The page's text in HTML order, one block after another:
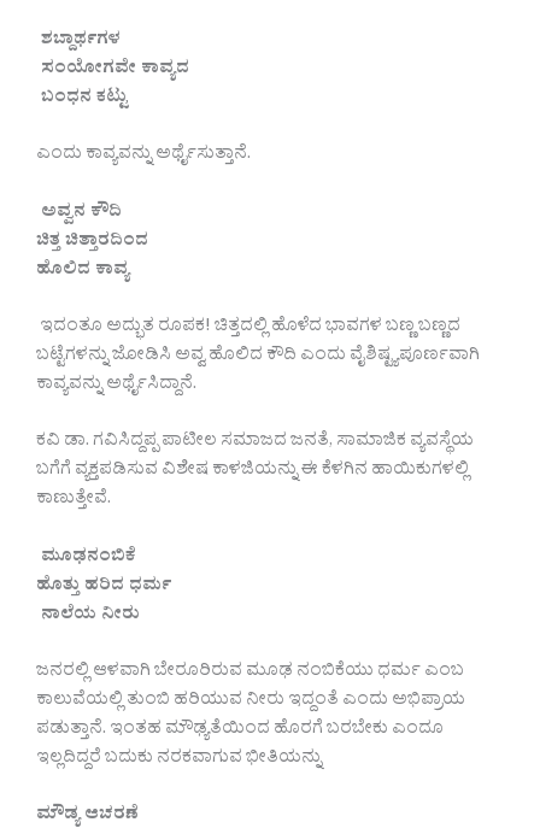
ಶಬ್ದಾರ್ಥಗಳ
ಸಂಯೋಗವೇ ಕಾವ್ಯದ
ಬಂಧನ ಕಟ್ಟು
ಎಂದು ಕಾವ್ಯವನ್ನು ಅರ್ಥೈಸುತ್ತಾನೆ.
ಅವ್ವನ ಕೌದಿ
ಚಿತ್ತ ಚಿತ್ತಾರದಿಂದ
ಹೊಲಿದ ಕಾವ್ಯ
ಇದಂತೂ ಅದ್ಭುತ ರೂಪಕ! ಚಿತ್ತದಲ್ಲಿ ಹೊಳೆದ ಭಾವಗಳ ಬಣ್ಣ ಬಣ್ಣದ
ಬಟ್ಟೆಗಳನ್ನು ಜೋಡಿಸಿ ಅವ್ವ ಹೊಲಿದ ಕೌದಿ ಎಂದು ವೈಶಿಷ್ಟ್ಯಪೂರ್ಣವಾಗಿ
ಕಾವ್ಯವನ್ನು ಅರ್ಥೈಸಿದ್ದಾನೆ.
ಕವಿ ಡಾ. ಗವಿಸಿದ್ದಪ್ಪ ಪಾಟೀಲ ಸಮಾಜದ ಜನತೆ, ಸಾಮಾಜಿಕ ವ್ಯವಸ್ಥೆಯ
ಬಗೆಗೆ ವ್ಯಕ್ತಪಡಿಸುವ ವಿಶೇಷ ಕಾಳಜಿಯನ್ನು ಈ ಕೆಳಗಿನ ಹಾಯಿಕುಗಳಲ್ಲಿ
ಕಾಣುತ್ತೇವೆ.
ಮೂಢನಂಬಿಕೆ
ಹೊತ್ತು ಹರಿದ ಧರ್ಮ
ನಾಲೆಯ ನೀರು
ಜನರಲ್ಲಿ ಆಳವಾಗಿ ಬೇರೂರಿರುವ ಮೂಢ ನಂಬಿಕೆಯು ಧರ್ಮ ಎಂಬ
ಕಾಲುವೆಯಲ್ಲಿ ತುಂಬಿ ಹರಿಯುವ ನೀರು ಇದ್ದಂತೆ ಎಂದು ಅಭಿಪ್ರಾಯ
ಪಡುತ್ತಾನೆ. ಇಂತಹ ಮೌಢ್ಯತೆಯಿಂದ ಹೊರಗೆ ಬರಬೇಕು ಎಂದೂ
ಇಲ್ಲದಿದ್ದರೆ ಬದುಕು ನರಕವಾಗುವ ಭೀತಿಯನ್ನು
ಮೌಡ್ಯ ಆಚರಣೆ